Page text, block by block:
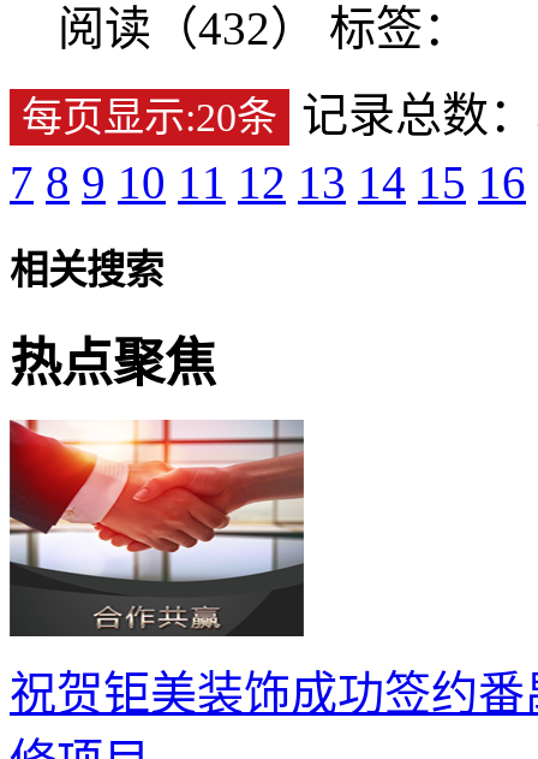
阅读（432） 标签：
每页显示:20条 记录总数
7 8 9 10 11 12 13 14 15 16
相关搜索
热点聚焦
祝贺钜美装饰成功签约